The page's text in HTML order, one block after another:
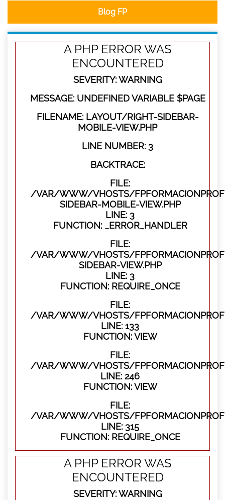
Blog FP
A PHP ERROR WAS
ENCOUNTERED
SEVERITY: WARNING
MESSAGE: UNDEFINED VARIABLE $PAGE
FILENAME: LAYOUT/RIGHT-SIDEBAR-
MOBILE-VIEW.PHP
LINE NUMBER: 3
BACKTRACE:
FILE:
/VAR/WWW/VHOSTS/
SIDEBAR-MOBILE-VIEW.PHP
LINE: 3
FUNCTION: _ERROR_HANDLER
FILE:
/VAR/WWW/VHOSTS/
SIDEBAR-VIEW.PHP
LINE: 3
FUNCTION: REQUIRE_ONCE
FILE:
/VAR/WWW/VHOSTS/
LINE: 133
FUNCTION: VIEW
FILE:
/VAR/WWW/VHOSTS/
LINE: 246
FUNCTION: VIEW
FILE:
/VAR/WWW/VHOSTS/
LINE: 315
FUNCTION: REQUIRE_ONCE
A PHP ERROR WAS
ENCOUNTERED
SEVERITY: WARNING